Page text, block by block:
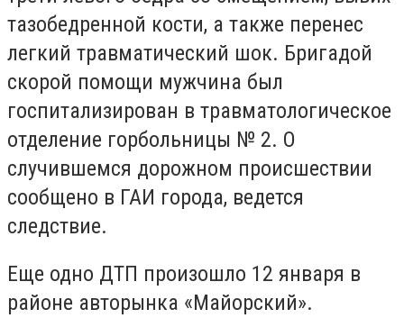
тазобедренной кости, а также перенес
легкий травматический шок. Бригадой
скорой помощи мужчина был
госпитализирован в травматологическое
отделение горбольницы № 2. О
случившемся дорожном происшествии
сообщено в ГАИ городa, ведется
следствие.
Еще одно ДТП произошло 12 января в
районе авторынка «Майорский».